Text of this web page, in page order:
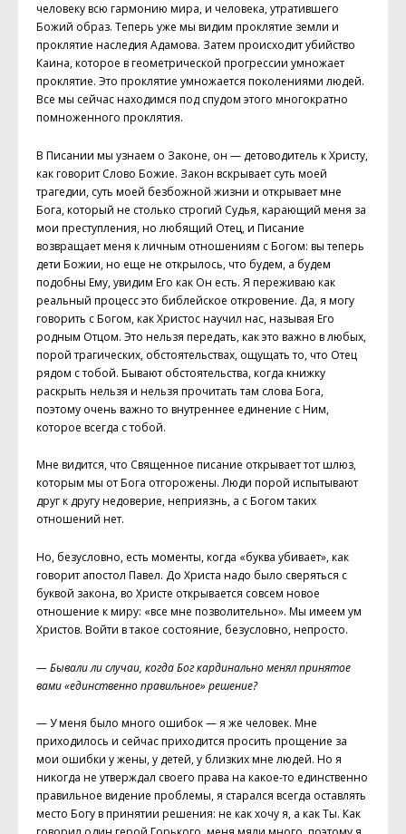
человеку всю гармонию мира, и человека, утратившего
Божий образ. Теперь уже мы видим проклятие земли и
проклятие наследия Адамова. Затем происходит убийство
Каина, которое в геометрической прогрессии умножает
проклятие. Это проклятие умножается поколениями людей.
Все мы сейчас находимся под спудом этого многократно
помноженного проклятия.
В Писании мы узнаем о Законе, он — детоводитель к Христу,
как говорит Слово Божие. Закон вскрывает суть моей
трагедии, суть моей безбожной жизни и открывает мне
Бога, который не столько строгий Судья, карающий меня за
мои преступления, но любящий Отец, и Писание
возвращает меня к личным отношениям с Богом: вы теперь
дети Божии, но еще не открылось, что будем, а будем
подобны Ему, увидим Его как Он есть. Я переживаю как
реальный процесс это библейское откровение. Да, я могу
говорить с Богом, как Христос научил нас, называя Его
родным Отцом. Это нельзя передать, как это важно в любых,
порой трагических, обстоятельствах, ощущать то, что Отец
рядом с тобой. Бывают обстоятельства, когда книжку
раскрыть нельзя и нельзя прочитать там слова Бога,
поэтому очень важно то внутреннее единение с Ним,
которое всегда с тобой.
Мне видится, что Священное писание открывает тот шлюз,
которым мы от Бога отгорожены. Люди порой испытывают
друг к другу недоверие, неприязнь, а с Богом таких
отношений нет.
Но, безусловно, есть моменты, когда «буква убивает», как
говорит апостол Павел. До Христа надо было сверяться с
буквой закона, во Христе открывается совсем новое
отношение к миру: «все мне позволительно». Мы имеем ум
Христов. Войти в такое состояние, безусловно, непросто.
— Бывали ли случаи, когда Бог кардинально менял принятое
вами «единственно правильное» решение?
— У меня было много ошибок — я же человек. Мне
приходилось и сейчас приходится просить прощение за
мои ошибки у жены, у детей, у близких мне людей. Но я
никогда не утверждал своего права на какое-то единственно
правильное видение проблемы, я старался всегда оставлять
место Богу в принятии решения: не как хочу я, а как Ты. Как